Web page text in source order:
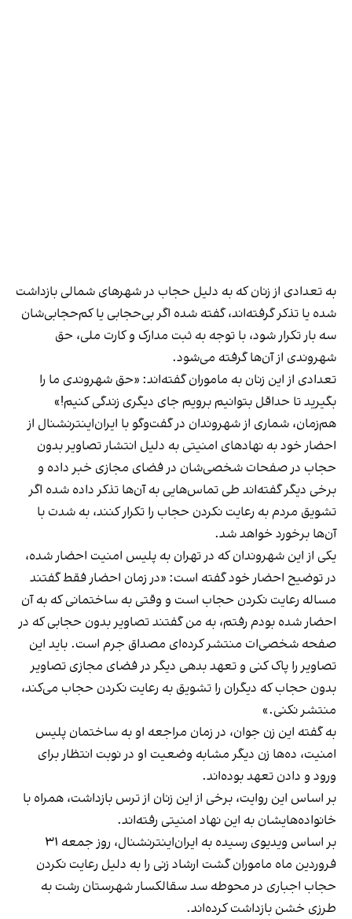
به تعدادی از زنان که به دلیل حجاب در شهرهای شمالی بازداشت
شده یا تذکر گرفته‌اند، گفته شده اگر بی‌حجابی یا کم‌حجابی‌شان
سه بار تکرار شود، با توجه به ثبت مدارک و کارت ملی، حق
شهروندی‌ از آن‌ها گرفته می‌شود.
تعدادی از این زنان به ماموران گفته‌اند: «حق شهروندی ما را
بگیرید تا حداقل بتوانیم برویم جای دیگری زندگی کنیم!»
هم‌زمان، شماری از شهروندان در گفت‌وگو با ایران‌اینترنشنال از
احضار خود به نهادهای امنیتی به دلیل انتشار تصاویر بدون
حجاب در صفحات شخصی‌شان در فضای مجازی خبر داده و
برخی دیگر گفته‌اند طی تماس‌هایی به آن‌ها تذکر داده شده اگر
تشویق مردم به رعایت نکردن حجاب را تکرار کنند، به شدت با
آن‌ها برخورد خواهد شد.
یکی از این شهروندان که در تهران به پلیس امنیت احضار شده،
در توضیح احضار خود گفته است: «در زمان احضار فقط گفتند
مساله رعایت نکردن حجاب است و وقتی به ساختمانی که به آن
احضار شده بودم رفتم، به من گفتند تصاویر بدون حجابی که در
صفحه شخصی‌ات منتشر کرده‌ای مصداق جرم است. باید این
تصاویر را پاک کنی و تعهد بدهی دیگر در فضای مجازی تصاویر
بدون حجاب که دیگران را تشویق به رعایت نکردن حجاب می‌کند،
منتشر نکنی.»
به گفته این زن جوان، در زمان مراجعه او به ساختمان پلیس
امنیت، ده‌ها زن دیگر مشابه وضعیت او در نوبت انتظار برای
ورود و دادن تعهد بوده‌اند.
بر اساس این روایت، برخی از این زنان از ترس بازداشت، همراه با
خانواده‌هایشان به این نهاد امنیتی رفته‌اند.
بر اساس ویدیوی رسیده به ایران‌اینترنشنال، روز جمعه ۳۱
فروردین‌ ماه ماموران گشت‌ ارشاد زنی را به دلیل رعایت نکردن
حجاب اجباری در محوطه سد سقالکسار شهرستان رشت به
طرزی خشن بازداشت کرده‌اند.